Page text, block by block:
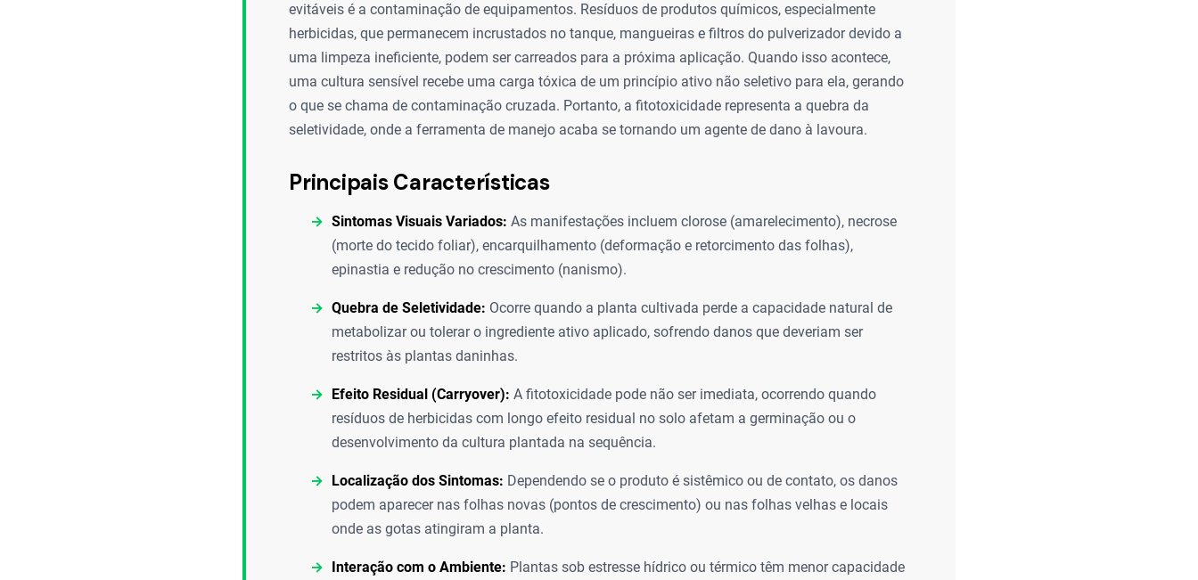
evitáveis é a contaminação de equipamentos. Resíduos de produtos químicos, especialmente
herbicidas, que permanecem incrustados no tanque, mangueiras e filtros do pulverizador devido a
uma limpeza ineficiente, podem ser carreados para a próxima aplicação. Quando isso acontece,
uma cultura sensível recebe uma carga tóxica de um princípio ativo não seletivo para ela, gerando
o que se chama de contaminação cruzada. Portanto, a fitotoxicidade representa a quebra da
seletividade, onde a ferramenta de manejo acaba se tornando um agente de dano à lavoura.
Principais Características
Sintomas Visuais Variados: As manifestações incluem clorose (amarelecimento), necrose
(morte do tecido foliar), encarquilhamento (deformação e retorcimento das folhas),
epinastia e redução no crescimento (nanismo).
Quebra de Seletividade: Ocorre quando a planta cultivada perde a capacidade natural de
metabolizar ou tolerar o ingrediente ativo aplicado, sofrendo danos que deveriam ser
restritos às plantas daninhas.
Efeito Residual (Carryover): A fitotoxicidade pode não ser imediata, ocorrendo quando
resíduos de herbicidas com longo efeito residual no solo afetam a germinação ou o
desenvolvimento da cultura plantada na sequência.
Localização dos Sintomas: Dependendo se o produto é sistêmico ou de contato, os danos
podem aparecer nas folhas novas (pontos de crescimento) ou nas folhas velhas e locais
onde as gotas atingiram a planta.
Interação com o Ambiente: Plantas sob estresse hídrico ou térmico têm menor capacidade